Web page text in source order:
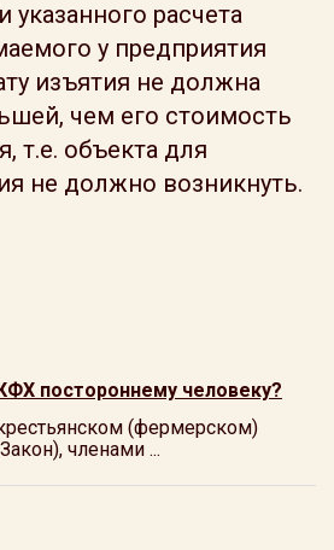
расчета
у предприятия
изъятия не должна
чем его стоимость
т.е. объекта для
не должно возникнуть.
постороннему человеку?
(фермерском)
членами ...